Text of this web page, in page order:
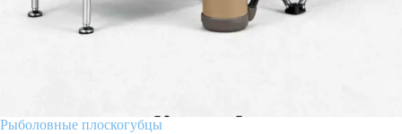
Рыболовные плоскогубцы